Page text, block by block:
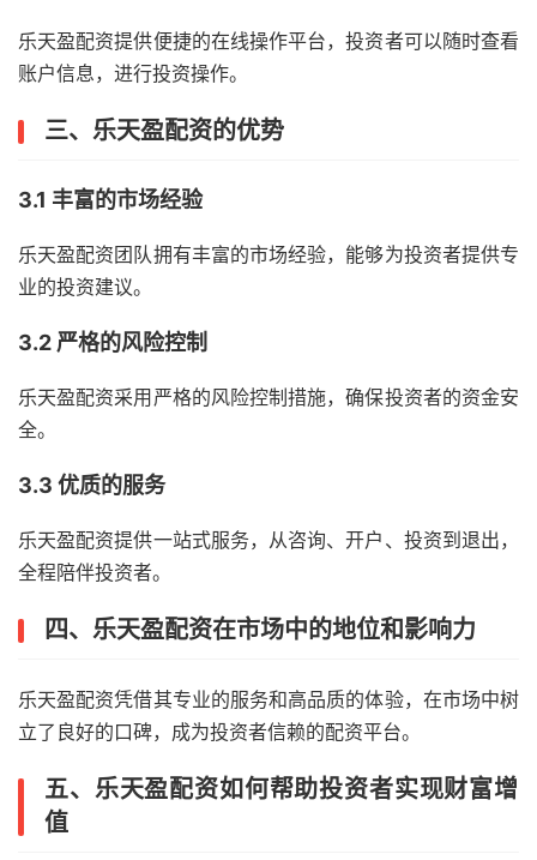
乐天盈配资提供便捷的在线操作平台，投资者可以随时查看
账户信息，进行投资操作。
三、乐天盈配资的优势
3.1 丰富的市场经验
乐天盈配资团队拥有丰富的市场经验，能够为投资者提供专
业的投资建议。
3.2 严格的风险控制
乐天盈配资采用严格的风险控制措施，确保投资者的资金安
全。
3.3 优质的服务
乐天盈配资提供一站式服务，从咨询、开户、投资到退出，
全程陪伴投资者。
四、乐天盈配资在市场中的地位和影响力
乐天盈配资凭借其专业的服务和高品质的体验，在市场中树
立了良好的口碑，成为投资者信赖的配资平台。
五、乐天盈配资如何帮助投资者实现财富增
值